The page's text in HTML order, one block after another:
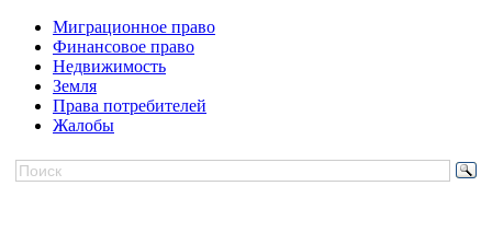
Миграционное право
Финансовое право
Недвижимость
Земля
Права потребителей
Жалобы